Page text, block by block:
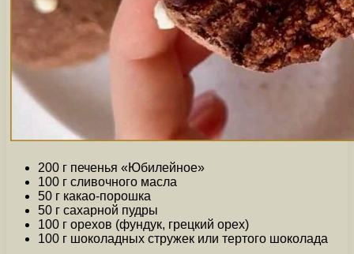
200 г печенья «Юбилейное»
100 г сливочного масла
50 г какао-порошка
50 г сахарной пудры
100 г орехов (фундук, грецкий орех)
100 г шоколадных стружек или тертого шоколада